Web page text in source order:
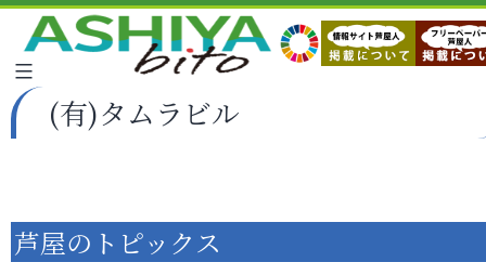
(有)タムラビル
芦屋のトピックス